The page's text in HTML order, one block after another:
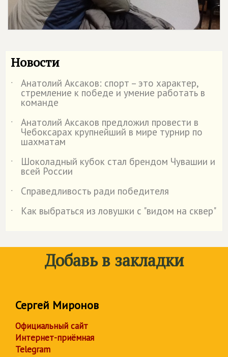
Новости
˙ Анатолий Аксаков: спорт – это характер,
стремление к победе и умение работать в
команде
˙
Анатолий Аксаков предложил провести в
Чебоксарах крупнейший в мире турнир по
шахматам
˙
Шоколадный кубок стал брендом Чувашии и
всей России
˙
Справедливость ради победителя
˙
Как выбраться из ловушки с "видом на сквер"
Добавь в закладки
Сергей Миронов
Официальный сайт
Интернет-приёмная
Telegram